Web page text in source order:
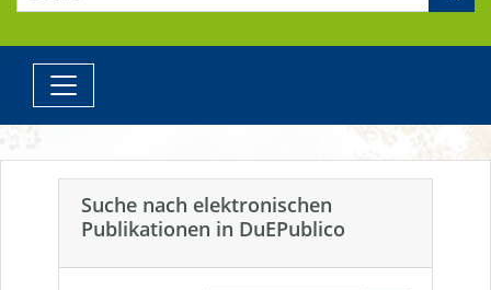
Suche nach elektronischen
Publikationen in DuEPublico